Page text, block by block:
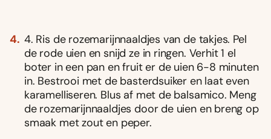
4. Ris de rozemarijnnaaldjes van de takjes. Pel
de rode uien en snijd ze in ringen. Verhit 1 el
boter in een pan en fruit er de uien 6-8 minuten
in. Bestrooi met de basterdsuiker en laat even
karamelliseren. Blus af met de balsamico. Meng
de rozemarijnnaaldjes door de uien en breng op
smaak met zout en peper.